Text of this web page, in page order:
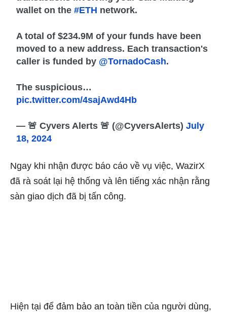
wallet on the#ETH network.
A total of $234.9M of your funds have been
moved to a new address. Each transaction's
caller is funded by @TornadoCash.
The suspicious…
pic.twitter.com/4sajAwd4Hb
— 🚨 Cyvers Alerts 🚨 (@CyversAlerts)July
18, 2024
Ngay khi nhận được báo cáo về vụ việc, WazirX
đã rà soát lại hệ thống và lên tiếng xác nhận rằng
sàn giao dịch đã bị tấn công.
Hiện tại để đảm bảo an toàn tiền của người dùng,